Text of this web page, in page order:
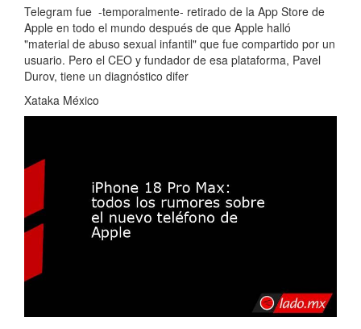
Telegram fue -temporalmente- retirado de la App Store de
Apple en todo el mundo después de que Apple halló
"material de abuso sexual infantil" que fue compartido por un
usuario. Pero el CEO y fundador de esa plataforma, Pavel
Durov, tiene un diagnóstico difer
Xataka México